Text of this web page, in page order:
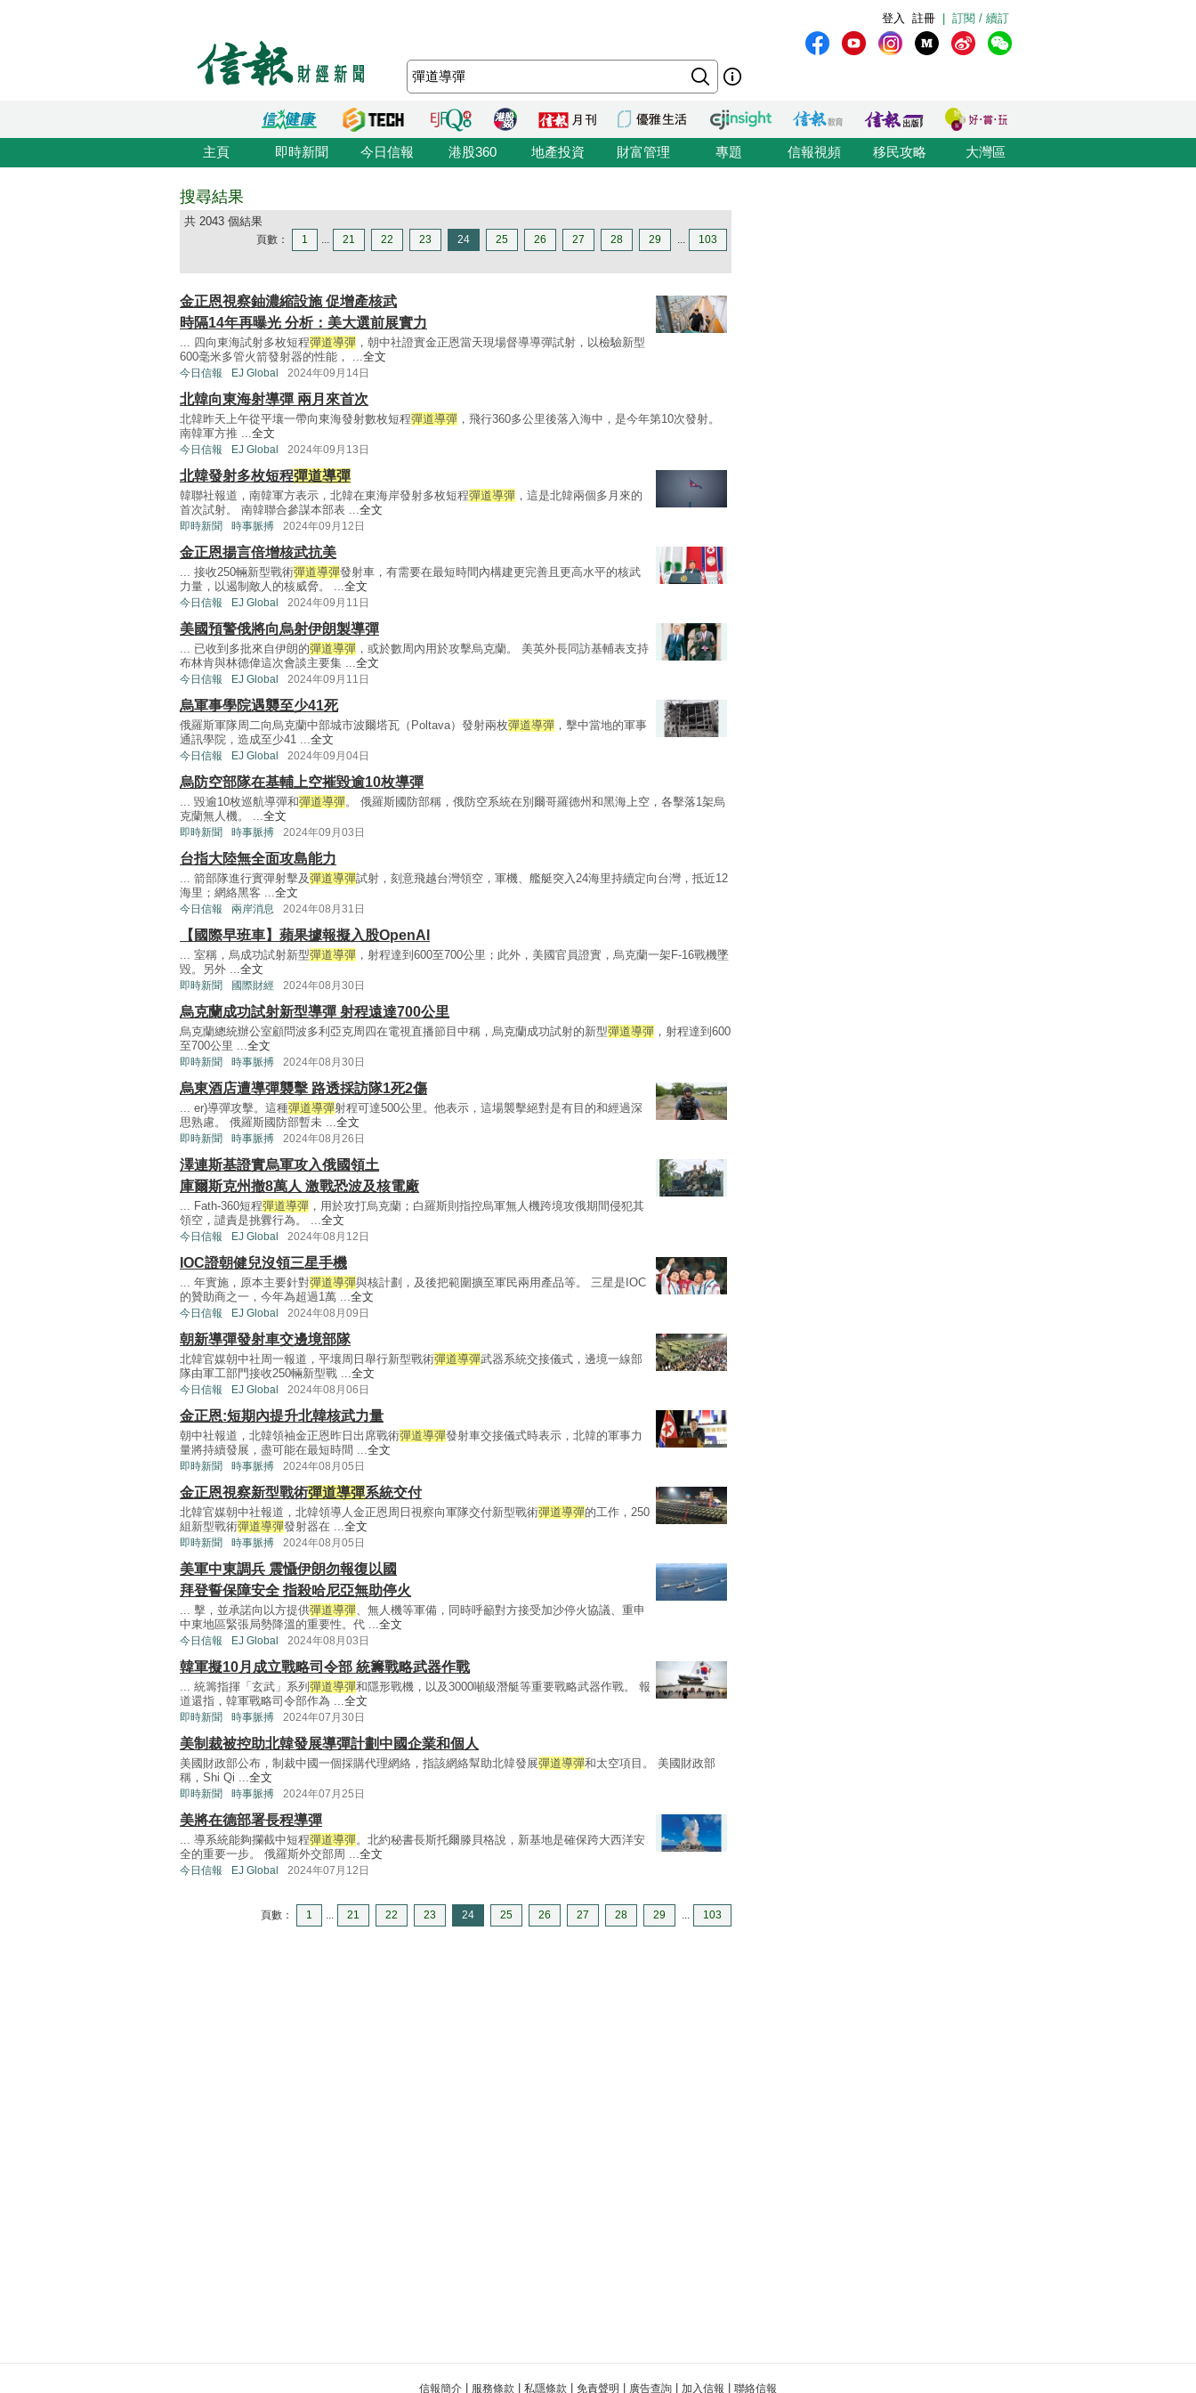
訂閱 / 續訂
註冊
登入
主頁 即時新聞 今日信報 港股360 地產投資 財富管理 專題 信報視頻 移民攻略 大灣區
搜尋結果
共 2043 個結果
頁數： 1 ... 21 22 23 24 25 26 27 28 29 ... 103
金正恩視察鈾濃縮設施 促增產核武
時隔14年再曝光 分析：美大選前展實力
... 四向東海試射多枚短程彈道導彈 ，朝中社證實金正恩當天現場督導導彈試射，以檢驗新型
600毫米多管火箭發射器的性能， ...全文
今日信報 EJ Global 2024年09月14日
北韓向東海射導彈 兩月來首次
北韓昨天上午從平壤一帶向東海發射數枚短程彈道導彈 ，飛行360多公里後落入海中，是今年第10次發射。
南韓軍方推 ...全文
今日信報 EJ Global 2024年09月13日
北韓發射多枚短程彈道導彈
韓聯社報道，南韓軍方表示，北韓在東海岸發射多枚短程彈道導彈 ，這是北韓兩個多月來的
首次試射。 南韓聯合參謀本部表 ...全文
即時新聞 時事脈搏 2024年09月12日
金正恩揚言倍增核武抗美
... 接收250輛新型戰術彈道導彈發射車，有需要在最短時間內構建更完善且更高水平的核武
力量，以遏制敵人的核威脅。 ...全文
今日信報 EJ Global 2024年09月11日
美國預警俄將向烏射伊朗製導彈
... 已收到多批來自伊朗的彈道導彈 ，或於數周內用於攻擊烏克蘭。 美英外長同訪基輔表支持
布林肯與林德偉這次會談主要集 ...全文
今日信報 EJ Global 2024年09月11日
烏軍事學院遇襲至少41死
俄羅斯軍隊周二向烏克蘭中部城市波爾塔瓦（Poltava）發射兩枚彈道導彈 ，擊中當地的軍事
通訊學院，造成至少41 ...全文
今日信報 EJ Global 2024年09月04日
烏防空部隊在基輔上空摧毀逾10枚導彈
... 毀逾10枚巡航導彈和彈道導彈。 俄羅斯國防部稱，俄防空系統在別爾哥羅德州和黑海上空，各擊落1架烏
克蘭無人機。 ...全文
即時新聞 時事脈搏 2024年09月03日
台指大陸無全面攻島能力
... 箭部隊進行實彈射擊及彈道導彈試射，刻意飛越台灣領空，軍機、艦艇突入24海里持續定向台灣，抵近12
海里；網絡黑客 ...全文
今日信報 兩岸消息 2024年08月31日
【國際早班車】蘋果據報擬入股OpenAI
... 室稱，烏成功試射新型彈道導彈 ，射程達到600至700公里；此外，美國官員證實，烏克蘭一架F-16戰機墜
毀。另外 ...全文
即時新聞 國際財經 2024年08月30日
烏克蘭成功試射新型導彈 射程遠達700公里
烏克蘭總統辦公室顧問波多利亞克周四在電視直播節目中稱，烏克蘭成功試射的新型彈道導彈 ，射程達到600
至700公里 ...全文
即時新聞 時事脈搏 2024年08月30日
烏東酒店遭導彈襲擊 路透採訪隊1死2傷
... er)導彈攻擊。這種彈道導彈射程可達500公里。他表示，這場襲擊絕對是有目的和經過深
思熟慮。 俄羅斯國防部暫未 ...全文
即時新聞 時事脈搏 2024年08月26日
澤連斯基證實烏軍攻入俄國領土
庫爾斯克州撤8萬人 激戰恐波及核電廠
... Fath-360短程彈道導彈 ，用於攻打烏克蘭；白羅斯則指控烏軍無人機跨境攻俄期間侵犯其
領空，譴責是挑釁行為。 ...全文
今日信報 EJ Global 2024年08月12日
IOC證朝健兒沒領三星手機
... 年實施，原本主要針對彈道導彈與核計劃，及後把範圍擴至軍民兩用產品等。 三星是IOC
的贊助商之一，今年為超過1萬 ...全文
今日信報 EJ Global 2024年08月09日
朝新導彈發射車交邊境部隊
北韓官媒朝中社周一報道，平壤周日舉行新型戰術彈道導彈武器系統交接儀式，邊境一線部
隊由軍工部門接收250輛新型戰 ...全文
今日信報 EJ Global 2024年08月06日
金正恩:短期內提升北韓核武力量
朝中社報道，北韓領袖金正恩昨日出席戰術彈道導彈發射車交接儀式時表示，北韓的軍事力
量將持續發展，盡可能在最短時間 ...全文
即時新聞 時事脈搏 2024年08月05日
金正恩視察新型戰術彈道導彈系統交付
北韓官媒朝中社報道，北韓領導人金正恩周日視察向軍隊交付新型戰術彈道導彈的工作，250
組新型戰術彈道導彈發射器在 ...全文
即時新聞 時事脈搏 2024年08月05日
美軍中東調兵 震懾伊朗勿報復以國
拜登誓保障安全 指殺哈尼亞無助停火
... 擊，並承諾向以方提供彈道導彈、無人機等軍備，同時呼籲對方接受加沙停火協議、重申
中東地區緊張局勢降溫的重要性。代 ...全文
今日信報 EJ Global 2024年08月03日
韓軍擬10月成立戰略司令部 統籌戰略武器作戰
... 統籌指揮「玄武」系列 彈道導彈和隱形戰機，以及3000噸級潛艇等重要戰略武器作戰。 報
道還指，韓軍戰略司令部作為 ...全文
即時新聞 時事脈搏 2024年07月30日
美制裁被控助北韓發展導彈計劃中國企業和個人
美國財政部公布，制裁中國一個採購代理網絡，指該網絡幫助北韓發展彈道導彈和太空項目。 美國財政部
稱，Shi Qi ...全文
即時新聞 時事脈搏 2024年07月25日
美將在德部署長程導彈
... 導系統能夠攔截中短程彈道導彈。北約秘書長斯托爾滕貝格說，新基地是確保跨大西洋安
全的重要一步。 俄羅斯外交部周 ...全文
今日信報 EJ Global 2024年07月12日
頁數： 1 ... 21 22 23 24 25 26 27 28 29 ... 103
信報簡介 服務條款 私隱條款 免責聲明 廣告查詢 加入信報 聯絡信報